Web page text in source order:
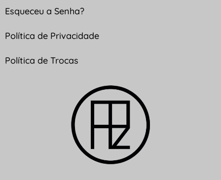
Esqueceu a Senha?
Política de Privacidade
Política de Trocas